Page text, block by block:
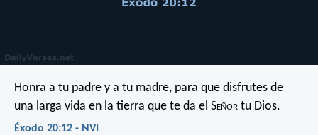
Honra a tu padre y a tu madre, para que disfrutes de
una larga vida en la tierra que te da el Señor tu Dios.
Éxodo 20:12 - NVI